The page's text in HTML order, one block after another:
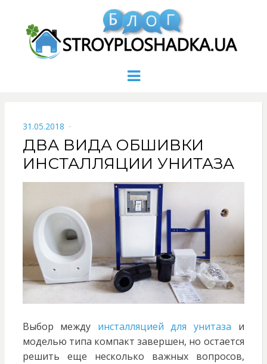
Menu
POSTED
ON
31.05.2018
ДВА ВИДА ОБШИВКИ
ИНСТАЛЛЯЦИИ УНИТАЗА
Выбор между инсталляцией для унитаза и
моделью типа компакт завершен, но остается
решить еще несколько важных вопросов,